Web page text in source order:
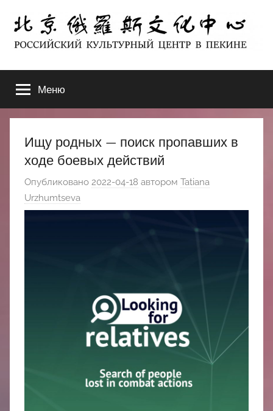
содержимому
北
京
俄
罗
斯
ЦЕНТР
В
ПЕКИНЕ
Меню
Ищу родных — поиск пропавших в
ходе боевых действий
Опубликовано 2022-04-18 автором Tatiana
Urzhumtseva